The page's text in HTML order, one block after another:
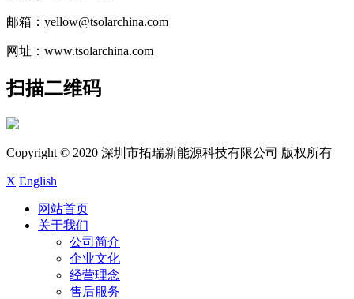
邮箱：yellow@tsolarchina.com
网址：www.tsolarchina.com
扫描二维码
Copyright © 2020 深圳市拓瑞新能源科技有限公司 版权所有
X English
网站首页
关于我们
公司简介
企业文化
经营理念
售后服务